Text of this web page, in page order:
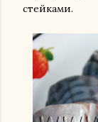
стейками.